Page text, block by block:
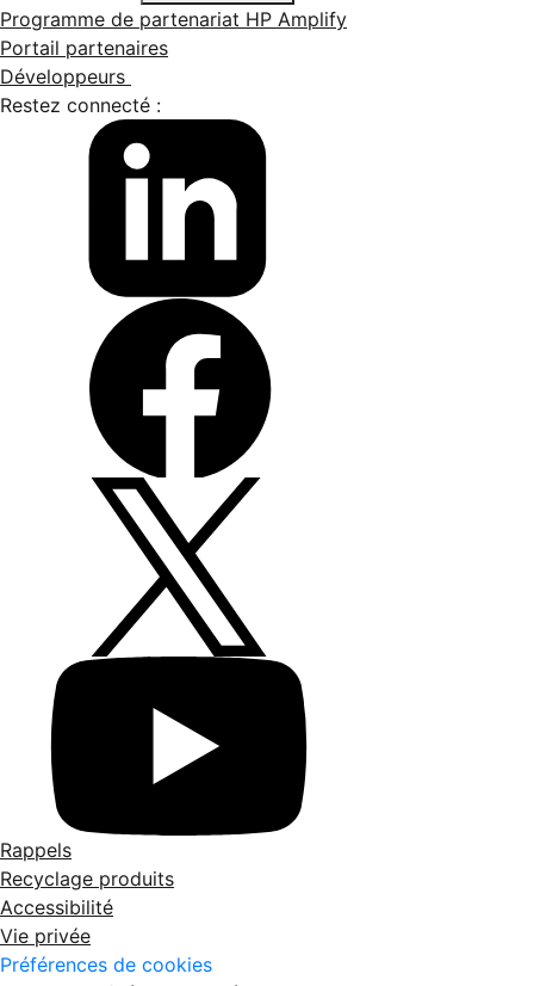
Programme de partenariat HP Amplify
Portail partenaires
Développeurs
Restez connecté :
Rappels
Recyclage produits
Accessibilité
Vie privée
Préférences de cookies